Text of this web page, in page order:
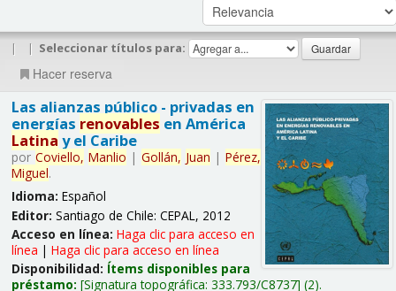
| | Seleccionar títulos para:
Hacer reserva
Las alianzas público - privadas en
energías renovables en América
Latina y el Caribe
por Coviello, Manlio | Gollán, Juan | Pérez,
Miguel.
Idioma: Español
Editor: Santiago de Chile: CEPAL, 2012
Acceso en línea: Haga clic para acceso en
línea | Haga clic para acceso en línea
Disponibilidad: Ítems disponibles para
préstamo: Signatura topográfica: 333.793/C8737 (2).